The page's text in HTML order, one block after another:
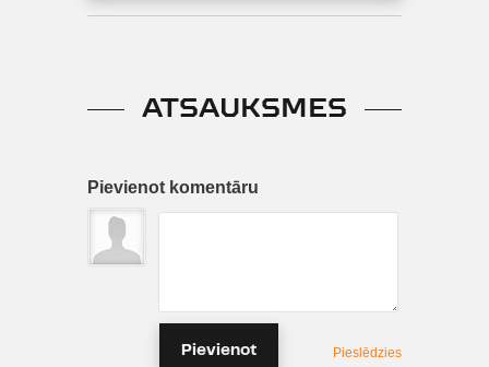
ATSAUKSMES
Pievienot komentāru
Pievienot Pieslēdzies